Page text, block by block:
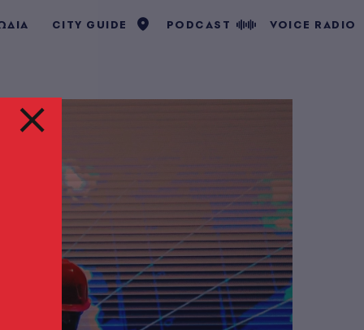
CITY GUIDE PODCAST VOICE RADIO